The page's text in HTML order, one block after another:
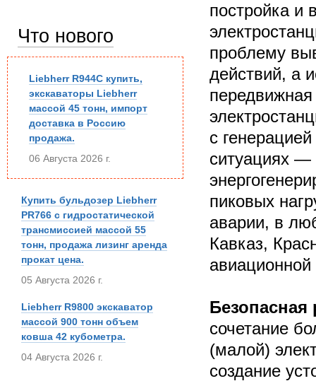
Что нового
Liebherr R944C купить,
экскаваторы Liebherr
массой 45 тонн, импорт
доставка в Россию
продажа.
06 Августа 2026 г.
Купить бульдозер Liebherr
PR766 с гидростатической
трансмиссией массой 55
тонн, продажа лизинг аренда
прокат цена.
05 Августа 2026 г.
Liebherr R9800 экскаватор
массой 900 тонн объем
ковша 42 кубометра.
04 Августа 2026 г.
постройка и
проблему
действий, а
передвижная
с
ситуациях —
пиковых
аварии, в
Кавказ,
авиационной
Безопасная
сочетание
(малой)
создание